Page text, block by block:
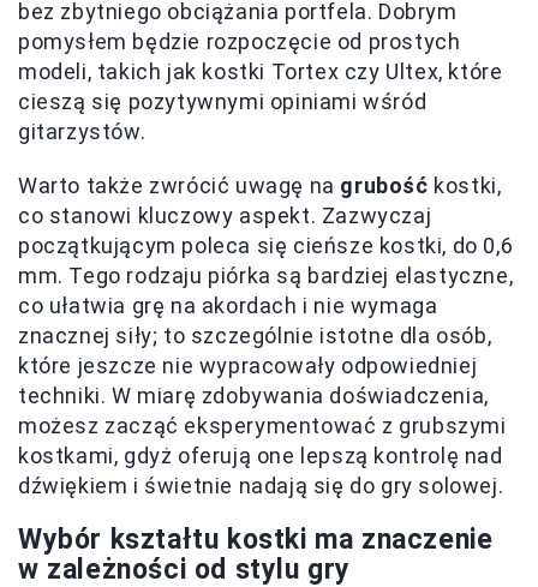
bez zbytniego obciążania portfela. Dobrym
pomysłem będzie rozpoczęcie od prostych
modeli, takich jak kostki Tortex czy Ultex, które
cieszą się pozytywnymi opiniami wśród
gitarzystów.
Warto także zwrócić uwagę na grubość kostki,
co stanowi kluczowy aspekt. Zazwyczaj
początkującym poleca się cieńsze kostki, do 0,6
mm. Tego rodzaju piórka są bardziej elastyczne,
co ułatwia grę na akordach i nie wymaga
znacznej siły; to szczególnie istotne dla osób,
które jeszcze nie wypracowały odpowiedniej
techniki. W miarę zdobywania doświadczenia,
możesz zacząć eksperymentować z grubszymi
kostkami, gdyż oferują one lepszą kontrolę nad
dźwiękiem i świetnie nadają się do gry solowej.
Wybór kształtu kostki ma znaczenie
w zależności od stylu gry